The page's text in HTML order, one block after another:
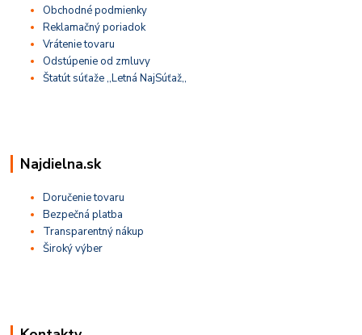
Obchodné podmienky
Reklamačný poriadok
Vrátenie tovaru
Odstúpenie od zmluvy
Štatút súťaže ,,Letná NajSúťaž,,
Najdielna.sk
Doručenie tovaru
Bezpečná platba
Transparentný nákup
Široký výber